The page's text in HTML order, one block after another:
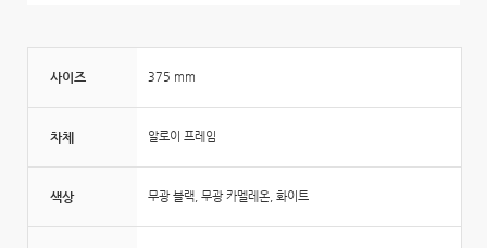
사이즈 375 mm
차체 알로이 프레임
색상 무광 블랙, 무광 카멜레온, 화이트